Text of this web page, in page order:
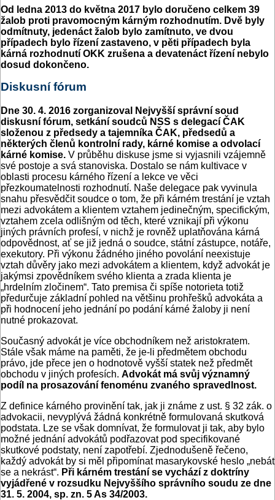
Od ledna 2013 do května 2017 bylo doručeno celkem 39
žalob proti pravomocným kárným rozhodnutím. Dvě byly
odmítnuty, jedenáct žalob bylo zamítnuto, ve dvou
případech bylo řízení zastaveno, v pěti případech byla
kárná rozhodnutí OKK zrušena a devatenáct řízení nebylo
dosud dokončeno.
Diskusní fórum
Dne 30. 4. 2016 zorganizoval Nejvyšší správní soud
diskusní fórum, setkání soudců NSS s delegací ČAK
složenou z předsedy a tajemníka ČAK, předsedů a
některých členů kontrolní rady, kárné komise a odvolací
kárné komise. V průběhu diskuse jsme si vyjasnili vzájemně
své postoje a svá stanoviska. Dostalo se nám kultivace v
oblasti procesu kárného řízení a lekce ve věci
přezkoumatelnosti rozhodnutí. Naše delegace pak vyvinula
snahu přesvědčit soudce o tom, že při kárném trestání je vztah
mezi advokátem a klientem vztahem jedinečným, specifickým,
vztahem zcela odlišným od těch, které vznikají při výkonu
jiných právních profesí, v nichž je rovněž uplatňována kárná
odpovědnost, ať se již jedná o soudce, státní zástupce, notáře,
exekutory. Při výkonu žádného jiného povolání neexistuje
vztah důvěry jako mezi advokátem a klientem, když advokát je
jakýmsi zpovědníkem svého klienta a zrada klienta je
„hrdelním zločinem“. Tato premisa či spíše notorieta totiž
předurčuje základní pohled na většinu prohřešků advokáta a
při hodnocení jeho jednání po podání kárné žaloby ji není
nutné prokazovat.
Současný advokát je více obchodníkem než aristokratem.
Stále však máme na paměti, že je-li předmětem obchodu
právo, jde přece jen o hodnotově vyšší statek než předmět
obchodu v jiných profesích. Advokát má svůj významný
podíl na prosazování fenoménu zvaného spravedlnost.
Z definice kárného provinění tak, jak ji známe z ust. § 32 zák. o
advokacii, nevyplývá žádná konkrétně formulovaná skutková
podstata. Lze se však domnívat, že formulovat ji tak, aby bylo
možné jednání advokátů podřazovat pod specifikované
skutkové podstaty, není zapotřebí. Zjednodušeně řečeno,
každý advokát by si měl připomínat masarykovské heslo „nebát
se a nekrást“. Při kárném trestání se vychází z doktríny
vyjádřené v rozsudku Nejvyššího správního soudu ze dne
31. 5. 2004, sp. zn. 5 As 34/2003.